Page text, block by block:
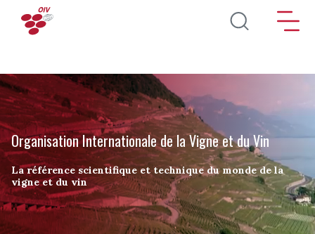
Aller au contenu principal
Organisation Internationale de la Vigne et du Vin
La référence scientifique et technique du monde de la
vigne et du vin